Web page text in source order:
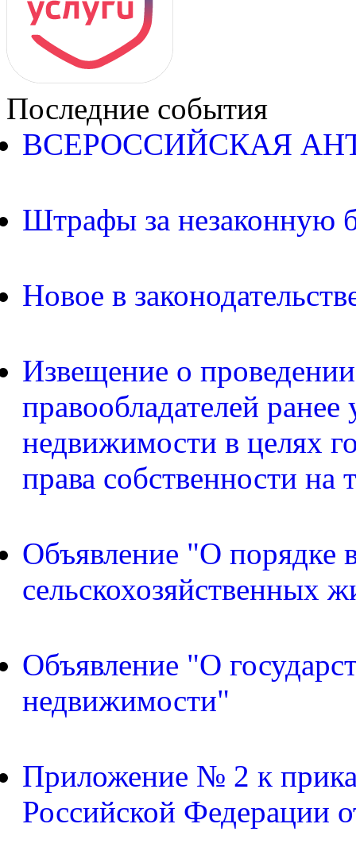
Последние события
ВСЕРОССИЙСКАЯ
Штрафы за незаконную
Новое в
Извещение о
правообладателей
недвижимости в целях
права собственности
Объявление "О порядке
сельскохозяйственных
Объявление "О
недвижимости"
Приложение № 2 к
Российской Федерации